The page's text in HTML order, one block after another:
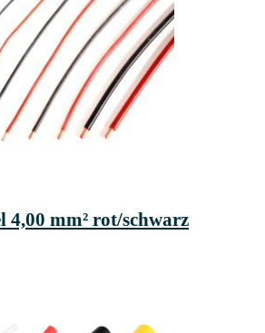
4,00 mm² rot/schwarz